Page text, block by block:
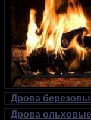
Дрова
Дрова ольховые